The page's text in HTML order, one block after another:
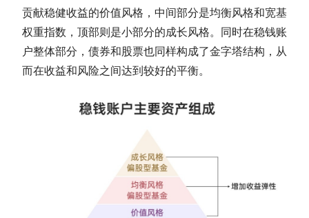
贡献稳健收益的价值风格，中间部分是均衡风格和宽基
权重指数，顶部则是小部分的成长风格。同时在稳钱账
户整体部分，债券和股票也同样构成了金字塔结构，从
而在收益和风险之间达到较好的平衡。